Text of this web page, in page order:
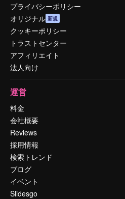
プライバシーポリシー
オリジナル 新規
クッキーポリシー
トラストセンター
アフィリエイト
法人向け
運営
料金
会社概要
Reviews
採用情報
検索トレンド
ブログ
イベント
Slidesgo